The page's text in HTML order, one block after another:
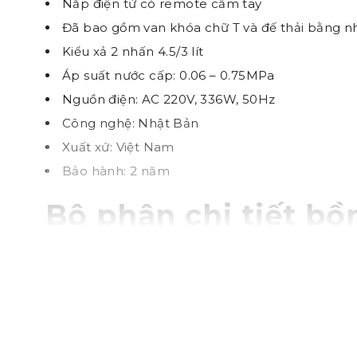
Nắp điện tử có remote cầm tay
Đã bao gồm van khóa chữ T và đế thải bằng
Kiểu xả 2 nhấn 4.5/3 lít
Áp suất nước cấp: 0.06 – 0.75MPa
Nguồn điện: AC 220V, 336W, 50Hz
Công nghệ: Nhật Bản
Xuất xứ: Việt Nam
Bảo hành: 2 năm
Bộ phận chi tiết